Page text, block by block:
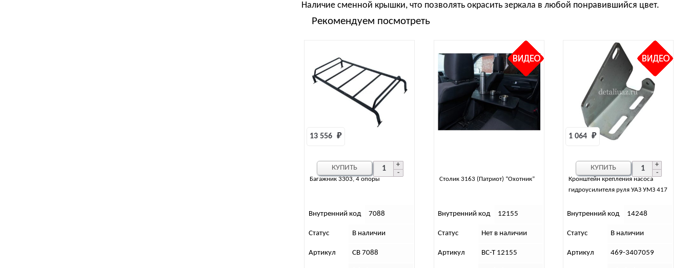
Наличие сменной крышки, что позволять окрасить зеркала в любой понравившийся цвет.
Рекомендуем посмотреть
Багажник 3303, 4 опоры
13 556 ₽
Внутренний код 7088
Статус В наличии
Артикул СВ 7088
КУПИТЬ
Столик 3163 (Патриот) “Охотник”
Внутренний код 12155
Статус Нет в наличии
Артикул ВС-Т 12155
Кронштейн крепления насоса
гидроусилителя руля УАЗ УМЗ 417
1 064 ₽
Внутренний код 14248
Статус В наличии
Артикул 469-3407059
КУПИТЬ